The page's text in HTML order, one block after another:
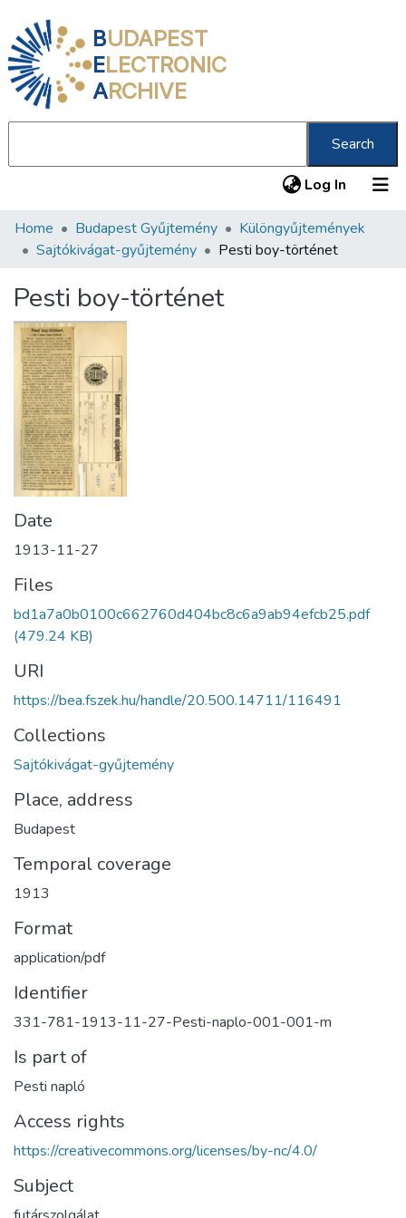
BUDAPEST
ELECTRONIC
ARCHIVE
Search
Log In (current)
Communities & Collections
Statistics
About us
Home Budapest Gyűjtemény
Különgyűjtemények
Sajtókivágat-gyűjtemény
Pesti boy-történet
Pesti boy-történet
Date
1913-11-27
Files
bd1a7a0b0100c662760d404bc8c6a9ab94efcb25.pdf
(479.24 KB)
URI
https://bea.fszek.hu/handle/20.500.14711/116491
Collections
Sajtókivágat-gyűjtemény
Place, address
Budapest
Temporal coverage
1913
Format
application/pdf
Identifier
331-781-1913-11-27-Pesti-naplo-001-001-m
Is part of
Pesti napló
Access rights
https://creativecommons.org/licenses/by-nc/4.0/
Subject